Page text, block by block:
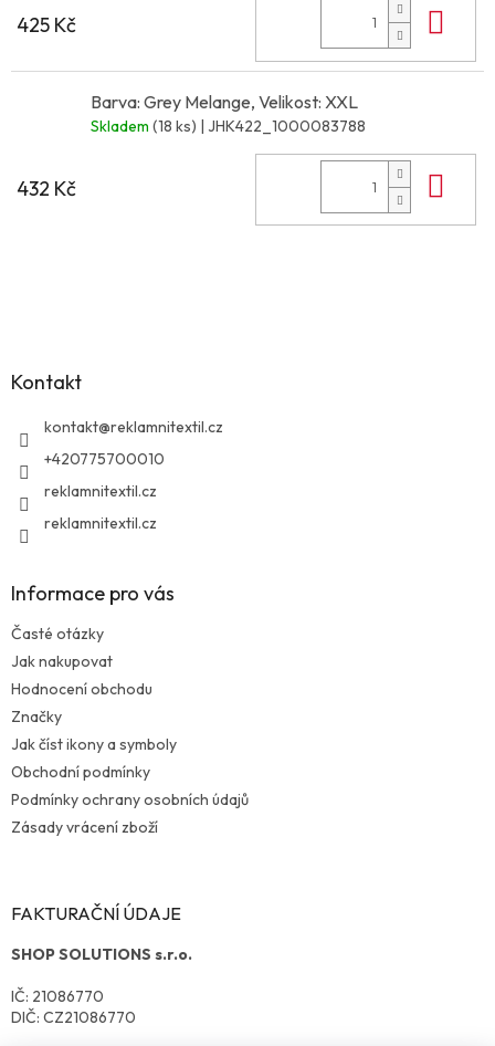
425 Kč
Barva: Grey Melange, Velikost: XXL
Skladem (18 ks) | JHK422_1000083788
432 Kč
Kontakt
kontakt@reklamnitextil.cz
+420775700010
reklamnitextil.cz
reklamnitextil.cz
Informace pro vás
Časté otázky
Jak nakupovat
Hodnocení obchodu
Značky
Jak číst ikony a symboly
Obchodní podmínky
Podmínky ochrany osobních údajů
Zásady vrácení zboží
FAKTURAČNÍ ÚDAJE
SHOP SOLUTIONS s.r.o.
IČ: 21086770
DIČ: CZ21086770